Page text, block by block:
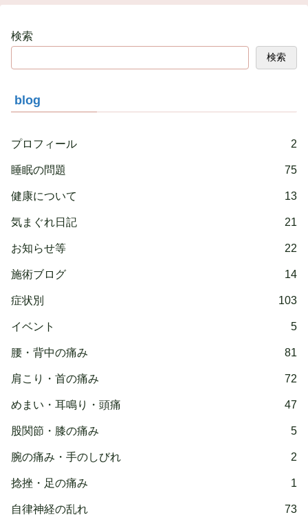
検索
検索
blog
プロフィール 2
睡眠の問題 75
健康について 13
気まぐれ日記 21
お知らせ等 22
施術ブログ 14
症状別 103
イベント 5
腰・背中の痛み 81
肩こり・首の痛み 72
めまい・耳鳴り・頭痛 47
股関節・膝の痛み 5
腕の痛み・手のしびれ 2
捻挫・足の痛み 1
自律神経の乱れ 73